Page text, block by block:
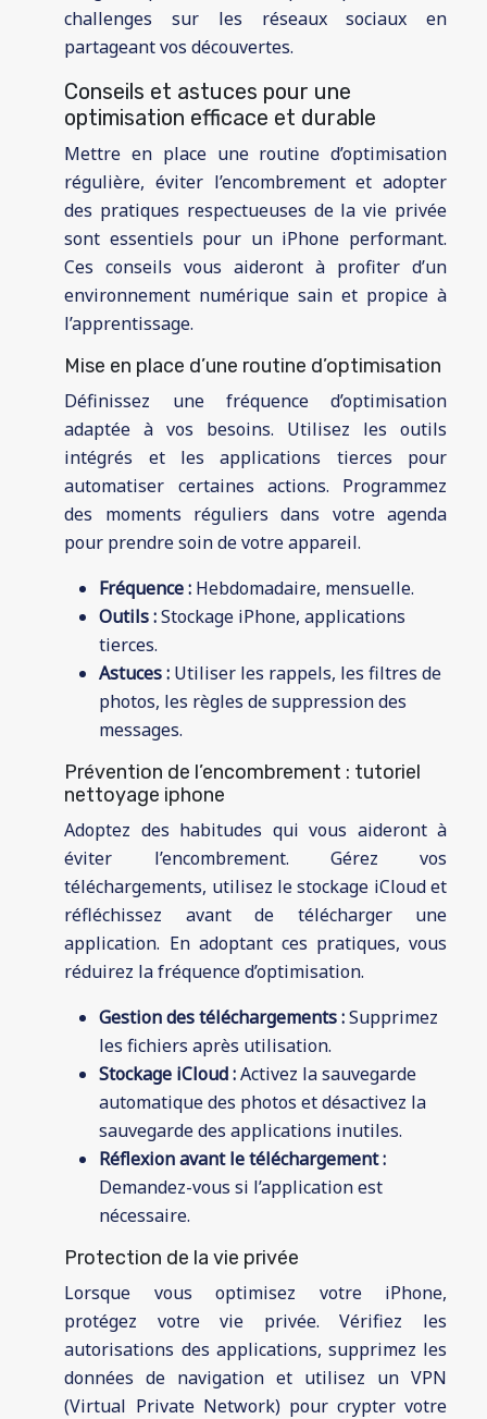
challenges sur les réseaux sociaux en
partageant vos découvertes.
Conseils et astuces pour une
optimisation efficace et durable
Mettre en place une routine d’optimisation
régulière, éviter l’encombrement et adopter
des pratiques respectueuses de la vie privée
sont essentiels pour un iPhone performant.
Ces conseils vous aideront à profiter d’un
environnement numérique sain et propice à
l’apprentissage.
Mise en place d’une routine d’optimisation
Définissez une fréquence d’optimisation
adaptée à vos besoins. Utilisez les outils
intégrés et les applications tierces pour
automatiser certaines actions. Programmez
des moments réguliers dans votre agenda
pour prendre soin de votre appareil.
Fréquence : Hebdomadaire, mensuelle.
Outils :Stockage iPhone, applications
tierces.
Astuces : Utiliser les rappels, les filtres de
photos, les règles de suppression des
messages.
Prévention de l’encombrement : tutoriel
nettoyage iphone
Adoptez des habitudes qui vous aideront à
éviter l’encombrement. Gérez vos
téléchargements, utilisez le stockage iCloud et
réfléchissez avant de télécharger une
application. En adoptant ces pratiques, vous
réduirez la fréquence d’optimisation.
Gestion des téléchargements :Supprimez
les fichiers après utilisation.
Stockage iCloud :Activez la sauvegarde
automatique des photos et désactivez la
sauvegarde des applications inutiles.
Réflexion avant le téléchargement :
Demandez-vous si l’application est
nécessaire.
Protection de la vie privée
Lorsque vous optimisez votre iPhone,
protégez votre vie privée. Vérifiez les
autorisations des applications, supprimez les
données de navigation et utilisez un VPN
(Virtual Private Network) pour crypter votre